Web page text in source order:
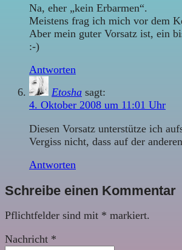
Na, eher „kein Erbarmen“.
Meistens frag ich mich vor dem
Aber mein guter Vorsatz ist, ein
:-)
Antworten
Etosha sagt:
4. Oktober 2008 um 11:01 Uhr
Diesen Vorsatz unterstütze ich
Vergiss nicht, dass auf der
Antworten
Schreibe einen Kommentar
Pflichtfelder sind mit * markiert.
Nachricht *